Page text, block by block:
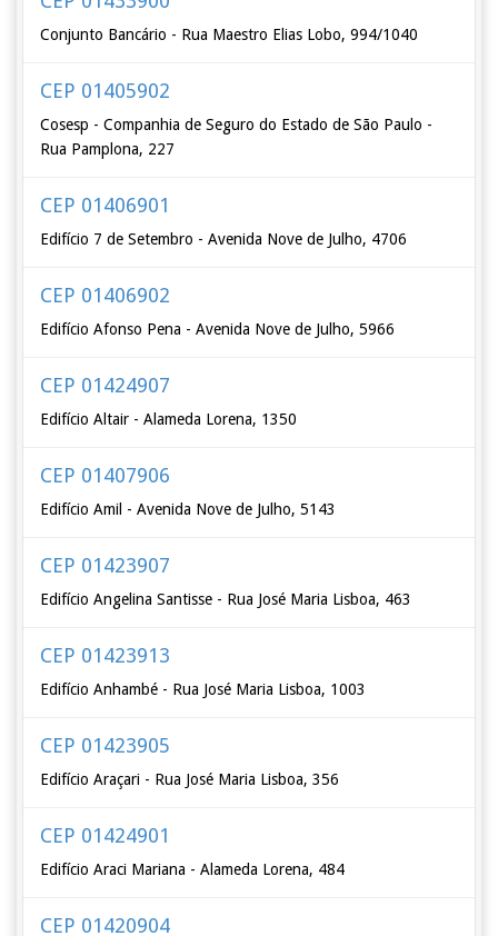
Conjunto Bancário - Rua Maestro Elias Lobo, 994/1040
CEP 01405902
Cosesp - Companhia de Seguro do Estado de São Paulo -
Rua Pamplona, 227
CEP 01406901
Edifício 7 de Setembro - Avenida Nove de Julho, 4706
CEP 01406902
Edifício Afonso Pena - Avenida Nove de Julho, 5966
CEP 01424907
Edifício Altair - Alameda Lorena, 1350
CEP 01407906
Edifício Amil - Avenida Nove de Julho, 5143
CEP 01423907
Edifício Angelina Santisse - Rua José Maria Lisboa, 463
CEP 01423913
Edifício Anhambé - Rua José Maria Lisboa, 1003
CEP 01423905
Edifício Araçari - Rua José Maria Lisboa, 356
CEP 01424901
Edifício Araci Mariana - Alameda Lorena, 484
CEP 01420904